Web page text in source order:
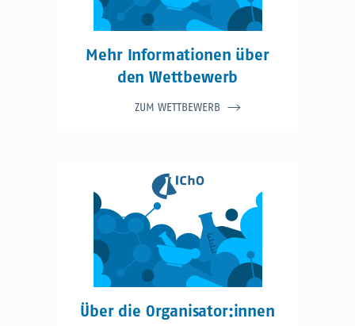
Mehr Informationen über
den Wettbewerb
ZUM WETTBEWERB
Über die Organisator:innen